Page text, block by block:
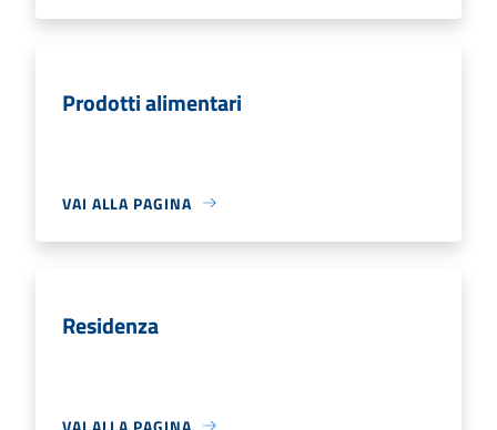
Prodotti alimentari
VAI ALLA PAGINA
Residenza